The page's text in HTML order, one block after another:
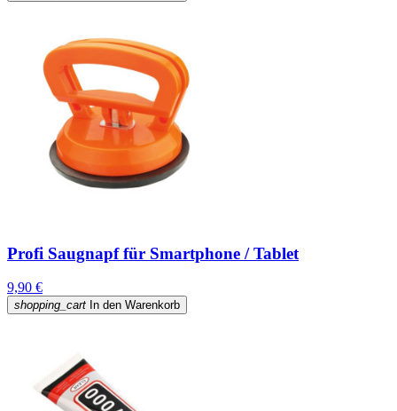
Profi Saugnapf für Smartphone / Tablet
9,90 €
shopping_cart In den Warenkorb